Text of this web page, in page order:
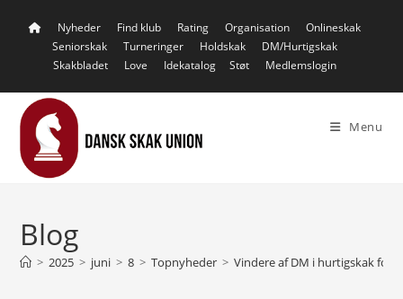
Nyheder Find klub Rating Organisation
Onlineskak
Seniorskak
Turneringer Holdskak
DM/Hurtigskak
Skakbladet
Love Idekatalog Støt Medlemslogin
Menu
Blog
> 2025 > juni > 8 > Topnyheder > Vindere af DM i hurtigskak for